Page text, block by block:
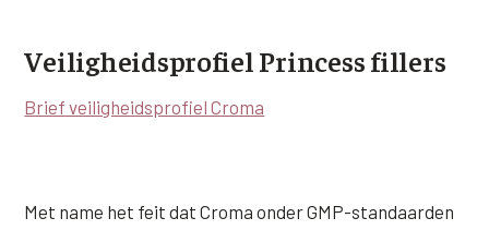
Hals
Saypha Volume
Instagram Gezicht Profiel
Veiligheidsprofiel Princess fillers
Brief veiligheidsprofiel Croma
Met name het feit dat Croma onder GMP-standaarden